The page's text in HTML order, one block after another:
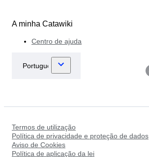
A minha Catawiki
Centro de ajuda
Termos de utilização
Política de privacidade e proteção de dados
Aviso de Cookies
Política de aplicação da lei